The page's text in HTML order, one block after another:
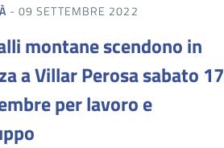
- 09 SETTEMBRE 2022
montane scendono in
a Villar Perosa sabato 17
per lavoro e